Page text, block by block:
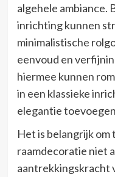
algehele ambiance.
inrichting kunnen
minimalistische
eenvoud en
hiermee kunnen
in een klassieke
elegantie
Het is belangrijk
raamdecoratie niet
aantrekkingskracht